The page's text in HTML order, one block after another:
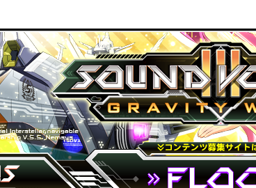
SOUND VOLTEX III GRAVITY WARS